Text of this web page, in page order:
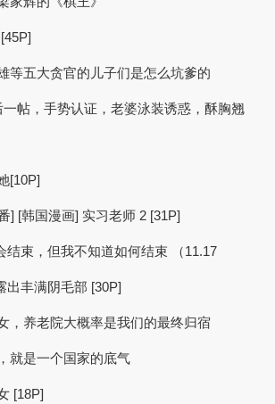
等五大贪官的儿子们是怎么坑爹的
一帖，手势认证，老婆泳装诱惑，酥胸翘
[10P]
] [韩国漫画] 实习老师 2 [31P]
结束，但我不知道如何结束 （11.17
出丰满阴毛部 [30P]
，养老院大概率是我们的最终归宿
就是一个国家的底气
[18P]